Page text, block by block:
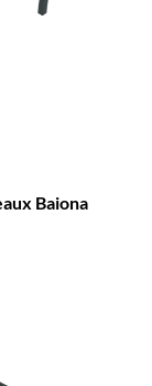
Baiona